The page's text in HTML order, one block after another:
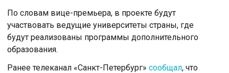
По словам вице-премьера, в проекте будут
участвовать ведущие университеты страны, где
будут реализованы программы дополнительного
образования.
Ранее телеканал «Санкт-Петербург» сообщал, что